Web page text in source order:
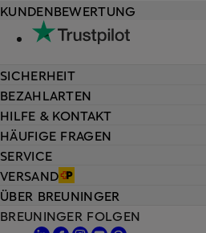
HILFE & KONTAKT
HÄUFIGE FRAGEN
SERVICE
VERSAND
KUNDENBEWERTUNG
SICHERHEIT
BEZAHLARTEN
ÜBER BREUNINGER
BREUNINGER FOLGEN